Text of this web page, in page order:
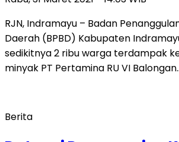
RJN, Indramayu – Badan
Daerah (BPBD) Kabupaten
sedikitnya 2 ribu warga terdampak
minyak PT Pertamina RU VI
Berita